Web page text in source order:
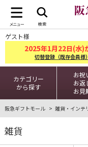
ゲスト様
2025年1月22日(水)
切替登録（既存会員様
カテゴリー
から探す
お祝
お返
お見
阪急ギフトモール 雑貨・インテ
雑貨